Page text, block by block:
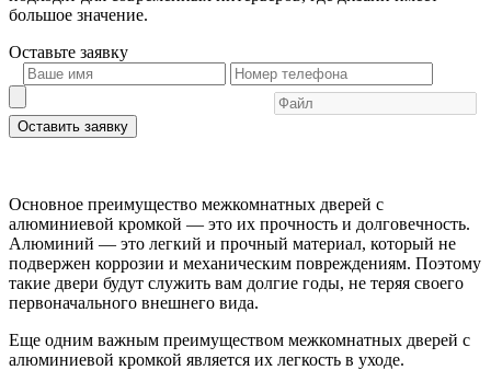
большое значение.
Оставьте заявку
Оставить заявку
Основное преимущество межкомнатных дверей с
алюминиевой кромкой — это их прочность и долговечность.
Алюминий — это легкий и прочный материал, который не
подвержен коррозии и механическим повреждениям. Поэтому
такие двери будут служить вам долгие годы, не теряя своего
первоначального внешнего вида.
Еще одним важным преимуществом межкомнатных дверей с
алюминиевой кромкой является их легкость в уходе.